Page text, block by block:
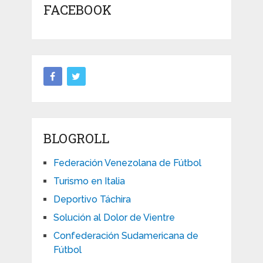
FACEBOOK
BLOGROLL
Federación Venezolana de Fútbol
Turismo en Italia
Deportivo Táchira
Solución al Dolor de Vientre
Confederación Sudamericana de
Fútbol